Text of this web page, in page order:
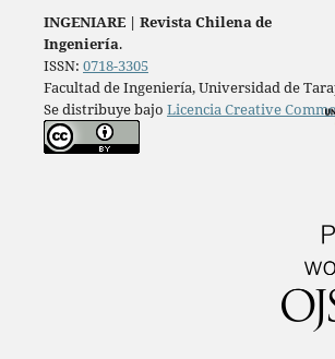
INGENIARE | Revista Chilena de
Ingeniería.
ISSN: 0718-3305
Facultad de Ingeniería, Universidad de
Se distribuye bajo Licencia Creative